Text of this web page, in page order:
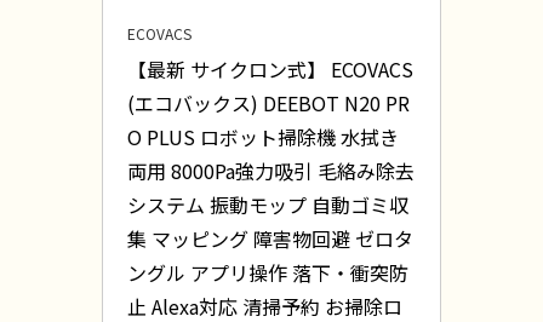
ECOVACS
【最新 サイクロン式】 ECOVACS
(エコバックス) DEEBOT N20 PR
O PLUS ロボット掃除機 水拭き
両用 8000Pa強力吸引 毛絡み除去
システム 振動モップ 自動ゴミ収
集 マッピング 障害物回避 ゼロタ
ングル アプリ操作 落下・衝突防
止 Alexa対応 清掃予約 お掃除ロ